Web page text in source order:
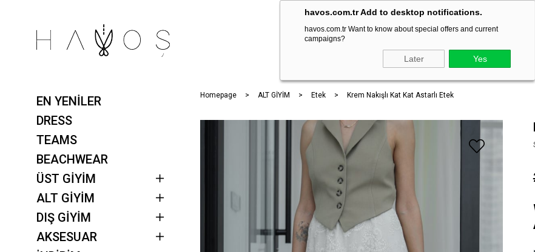
havos.com.tr Add to desktop notifications.
havos.com.tr Want to know about special offers and current
campaigns?
Later Yes
EN YENİLER
DRESS
TEAMS
BEACHWEAR
ÜST GİYİM
ALT GİYİM
DIŞ GİYİM
AKSESUAR
ARA
Homepage ALT GİYİM Etek Krem Nakışlı Kat Kat Astarlı Etek